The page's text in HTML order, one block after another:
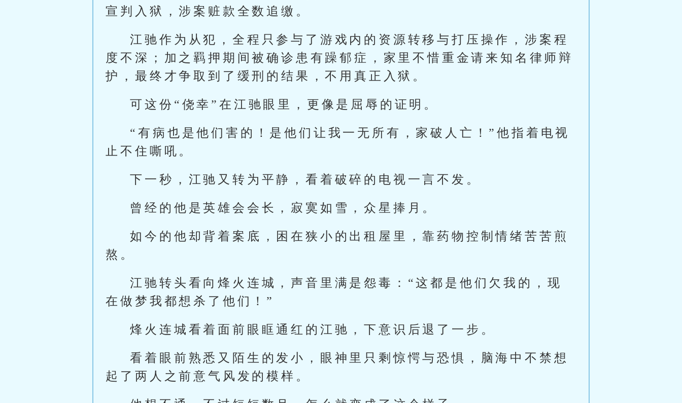
宣判入狱，涉案赃款全数追缴。
江驰作为从犯，全程只参与了游戏内的资源转移与打压操作，涉案程
度不深；加之羁押期间被确诊患有躁郁症，家里不惜重金请来知名律师辩
护，最终才争取到了缓刑的结果，不用真正入狱。
可这份“侥幸”在江驰眼里，更像是屈辱的证明。
“有病也是他们害的！是他们让我一无所有，家破人亡！”他指着电视
止不住嘶吼。
下一秒，江驰又转为平静，看着破碎的电视一言不发。
曾经的他是英雄会会长，寂寞如雪，众星捧月。
如今的他却背着案底，困在狭小的出租屋里，靠药物控制情绪苦苦煎
熬。
江驰转头看向烽火连城，声音里满是怨毒：“这都是他们欠我的，现
在做梦我都想杀了他们！”
烽火连城看着面前眼眶通红的江驰，下意识后退了一步。
看着眼前熟悉又陌生的发小，眼神里只剩惊愕与恐惧，脑海中不禁想
起了两人之前意气风发的模样。